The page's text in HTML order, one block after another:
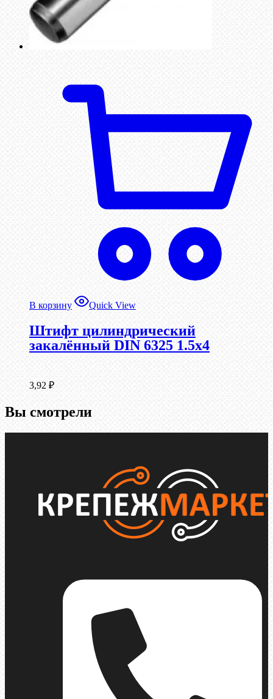
В корзину Quick View
Штифт цилиндрический
закалённый DIN 6325 1.5х4
3,92 ₽
Вы смотрели